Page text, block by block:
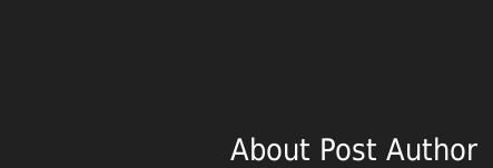
About Post Author